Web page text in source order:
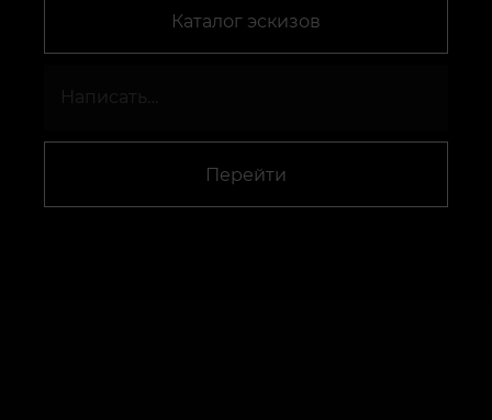
Каталог эскизов
Перейти